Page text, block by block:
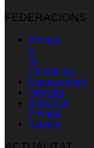
FEDERACIONS
Atenció
a
la
Ciutadania
Ensenyament
Indústria
Seguretat
Privada
Serveis